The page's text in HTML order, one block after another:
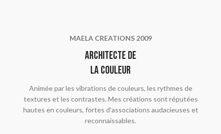
MAELA CREATIONS 2009
Architecte de
la couleur
Animée par les vibrations de couleurs, les rythmes de
textures et les contrastes. Mes créations sont réputées
hautes en couleurs, fortes d'associations audacieuses et
reconnaissables.